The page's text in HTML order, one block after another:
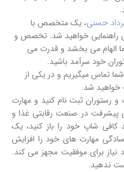
حسنی، یک متخصص با
راهنمایی خواهید شد. تخصص و
الهام می بخشد و قدرت می
خود سرآمد باشید.
تماس میگیریم و در یکی از
رستوران ثبت نام کنید و مهارت
پیشرفت در صنعت رقابتی غذا و
شاپ خود را باز کنید، یک
مهارت های خود را افزایش
نیاز برای موفقیت مجهز می کند.
ندهید.